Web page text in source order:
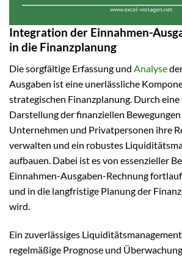
Integration der Einnahmen-
in die Finanzplanung
Die sorgfältige Erfassung und Analyse
Ausgaben ist eine unerlässliche
strategischen Finanzplanung. Durch
Darstellung der finanziellen
Unternehmen und Privatpersonen ihre
verwalten und ein robustes
aufbauen. Dabei ist es von essenzieller
Einnahmen-Ausgaben-Rechnung
und in die langfristige Planung der
wird.
Ein zuverlässiges
regelmäßige Prognose und